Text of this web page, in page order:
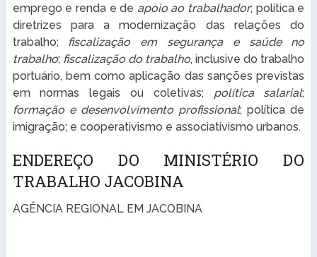
emprego e renda e de apoio ao trabalhador; política e
diretrizes para a modernização das relações do
trabalho; fiscalização em segurança e saúde no
trabalho; fiscalização do trabalho, inclusive do trabalho
portuário, bem como aplicação das sanções previstas
em normas legais ou coletivas; política salarial;
formação e desenvolvimento profissional; política de
imigração; e cooperativismo e associativismo urbanos.
ENDEREÇO DO MINISTÉRIO DO
TRABALHO JACOBINA
AGÊNCIA REGIONAL EM JACOBINA